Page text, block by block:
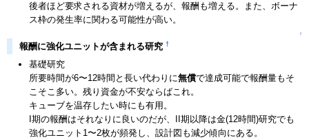
後者ほど要求される資材が増えるが、報酬も増える。また、ボーナ
ス枠の発生率に関わる可能性が高い。
↑
報酬に強化ユニットが含まれる研究 †
基礎研究
所要時間が6〜12時間と長い代わりに無償で達成可能で報酬量もそ
こそこ多い。残り資金が不安ならばこれ。
キューブを温存したい時にも有用。
I期の報酬はそれなりに良いのだが、II期以降は金(12時間)研究でも
強化ユニット1〜2枚が頻発し、設計図も減少傾向にある。